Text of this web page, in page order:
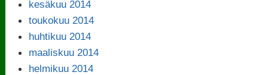
kesäkuu 2014
toukokuu 2014
huhtikuu 2014
maaliskuu 2014
helmikuu 2014